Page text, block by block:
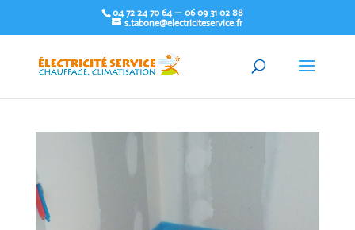
04 72 24 70 64 — 06 09 31 02 88
s.tabone@electriciteservice.fr